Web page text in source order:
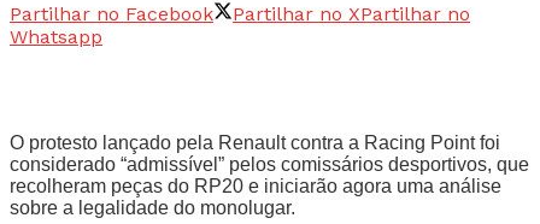
Partilhar no Facebook Partilhar no XPartilhar no
Whatsapp
O protesto lançado pela Renault contra a Racing Point foi
considerado “admissível” pelos comissários desportivos, que
recolheram peças do RP20 e iniciarão agora uma análise
sobre a legalidade do monolugar.